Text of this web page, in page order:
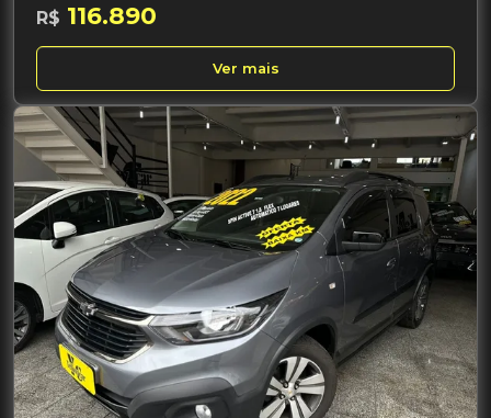
R$ 116.890
Ver mais